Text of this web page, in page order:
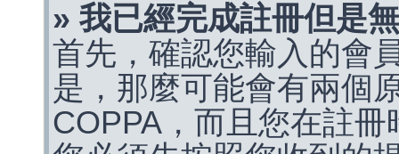
» 我已經完成註冊但是
首先，確認您輸入的會
是，那麼可能會有兩個
COPPA，而且您在註